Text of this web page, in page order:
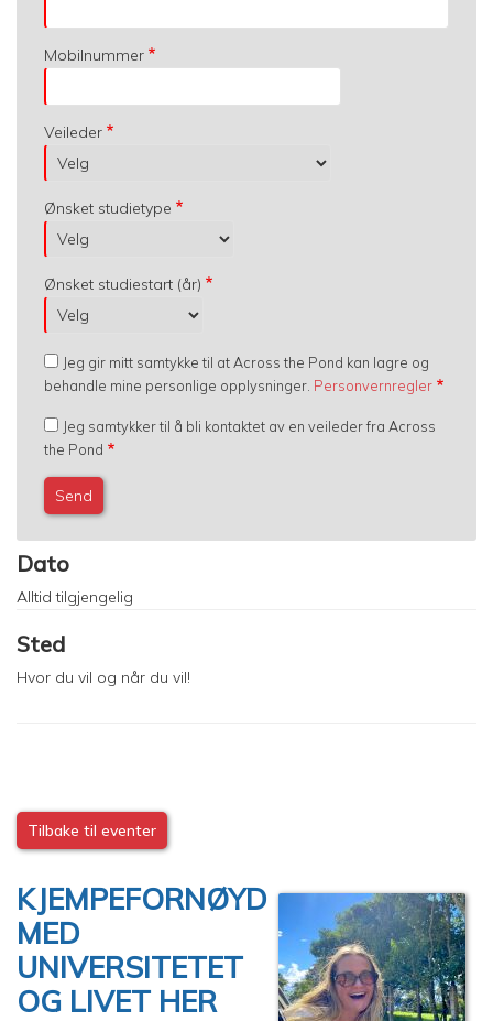
Mobilnummer
Veileder
Ønsket studietype
Ønsket studiestart (år)
Jeg gir mitt samtykke til at Across the Pond kan lagre og
behandle mine personlige opplysninger. Personvernregler
Jeg samtykker til å bli kontaktet av en veileder fra Across
the Pond
Dato
Alltid tilgjengelig
Sted
Hvor du vil og når du vil!
Tilbake til eventer
KJEMPEFORNØYD
MED
UNIVERSITETET
OG LIVET HER